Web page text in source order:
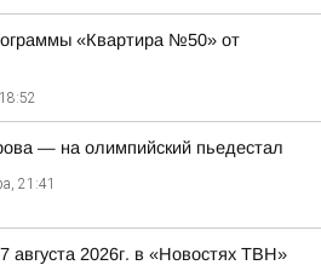
«Квартира №50» от
— на олимпийский пьедестал
21:41
августа 2026г. в «Новостях ТВН»